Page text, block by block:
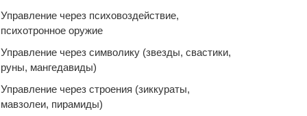
Управление через психовоздействие,
психотронное оружие
Управление через символику (звезды, свастики,
руны, мангедавиды)
Управление через строения (зиккураты,
мавзолеи, пирамиды)